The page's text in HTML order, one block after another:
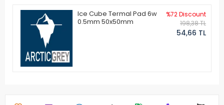
Ice Cube Termal Pad 6w
0.5mm 50x50mm
%72 Discount
198,38 TL
54,66 TL